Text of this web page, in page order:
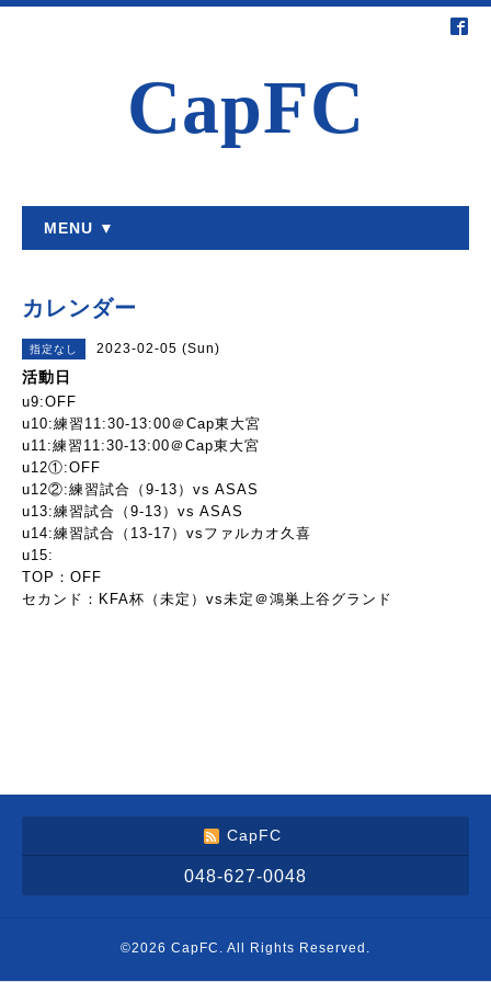
CapFC
MENU ▼
カレンダー
指定なし 2023-02-05 (Sun)
活動日
u9:OFF
u10:練習11:30-13:00＠Cap東大宮
u11:練習11:30-13:00＠Cap東大宮
u12①:OFF
u12②:練習試合（9-13）vs ASAS
u13:練習試合（9-13）vs ASAS
u14:練習試合（13-17）vsファルカオ久喜
u15:
TOP：OFF
セカンド：KFA杯（未定）vs未定＠鴻巣上谷グランド
CapFC
048-627-0048
©2026 CapFC . All Rights Reserved.